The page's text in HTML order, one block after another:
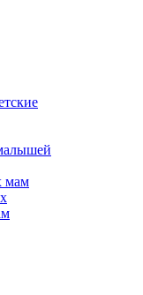
мам